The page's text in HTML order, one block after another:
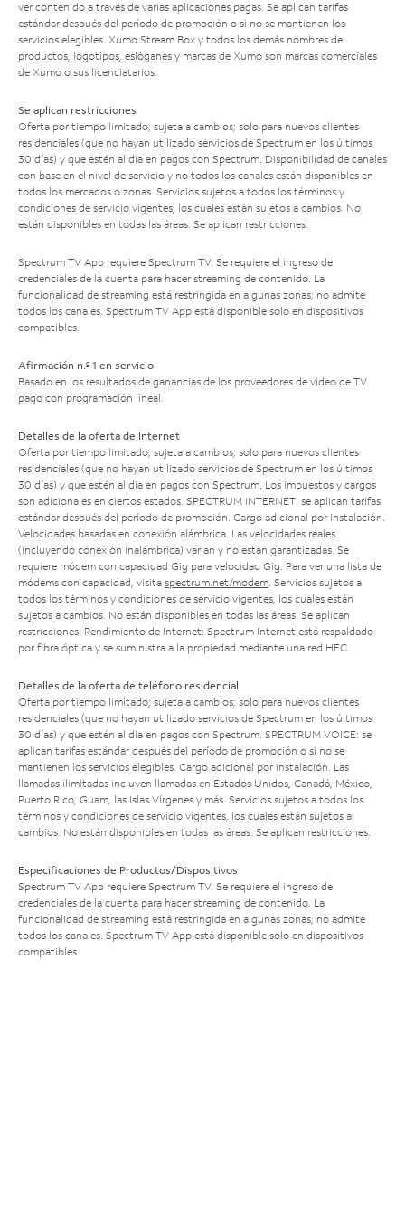
ver contenido a través de varias aplicaciones pagas. Se aplican tarifas
estándar después del período de promoción o si no se mantienen los
servicios elegibles. Xumo Stream Box y todos los demás nombres de
productos, logotipos, eslóganes y marcas de Xumo son marcas comerciales
de Xumo o sus licenciatarios.
Se aplican restricciones
Oferta por tiempo limitado; sujeta a cambios; solo para nuevos clientes
residenciales (que no hayan utilizado servicios de Spectrum en los últimos
30 días) y que estén al día en pagos con Spectrum. Disponibilidad de canales
con base en el nivel de servicio y no todos los canales están disponibles en
todos los mercados o zonas. Servicios sujetos a todos los términos y
condiciones de servicio vigentes, los cuales están sujetos a cambios. No
están disponibles en todas las áreas. Se aplican restricciones.
Spectrum TV App requiere Spectrum TV. Se requiere el ingreso de
credenciales de la cuenta para hacer streaming de contenido. La
funcionalidad de streaming está restringida en algunas zonas; no admite
todos los canales. Spectrum TV App está disponible solo en dispositivos
compatibles.
Afirmación n.º 1 en servicio
Basado en los resultados de ganancias de los proveedores de video de TV
pago con programación lineal.
Detalles de la oferta de Internet
Oferta por tiempo limitado; sujeta a cambios; solo para nuevos clientes
residenciales (que no hayan utilizado servicios de Spectrum en los últimos
30 días) y que estén al día en pagos con Spectrum. Los impuestos y cargos
son adicionales en ciertos estados. SPECTRUM INTERNET: se aplican tarifas
estándar después del período de promoción. Cargo adicional por instalación.
Velocidades basadas en conexión alámbrica. Las velocidades reales
(incluyendo conexión inalámbrica) varían y no están garantizadas. Se
requiere módem con capacidad Gig para velocidad Gig. Para ver una lista de
módems con capacidad, visita spectrum.net/modem. Servicios sujetos a
todos los términos y condiciones de servicio vigentes, los cuales están
sujetos a cambios. No están disponibles en todas las áreas. Se aplican
restricciones. Rendimiento de Internet: Spectrum Internet está respaldado
por fibra óptica y se suministra a la propiedad mediante una red HFC.
Detalles de la oferta de teléfono residencial
Oferta por tiempo limitado; sujeta a cambios; solo para nuevos clientes
residenciales (que no hayan utilizado servicios de Spectrum en los últimos
30 días) y que estén al día en pagos con Spectrum. SPECTRUM VOICE: se
aplican tarifas estándar después del período de promoción o si no se
mantienen los servicios elegibles. Cargo adicional por instalación. Las
llamadas ilimitadas incluyen llamadas en Estados Unidos, Canadá, México,
Puerto Rico, Guam, las Islas Vírgenes y más. Servicios sujetos a todos los
términos y condiciones de servicio vigentes, los cuales están sujetos a
cambios. No están disponibles en todas las áreas. Se aplican restricciones.
Especificaciones de Productos/Dispositivos
Spectrum TV App requiere Spectrum TV. Se requiere el ingreso de
credenciales de la cuenta para hacer streaming de contenido. La
funcionalidad de streaming está restringida en algunas zonas; no admite
todos los canales. Spectrum TV App está disponible solo en dispositivos
compatibles.